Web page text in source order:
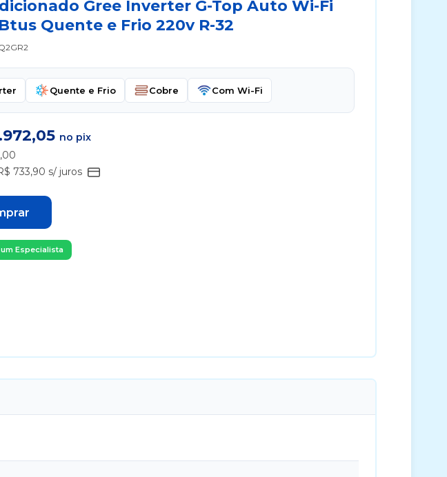
Gree Inverter G-Top Auto Wi-Fi
Quente e Frio 220v R-32
Quente e Frio Cobre Com Wi-Fi
no pix
733,90 s/ juros
Especialista